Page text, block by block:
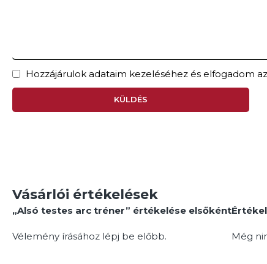
Hozzájárulok adataim kezeléséhez és elfogadom az
KÜLDÉS
Vásárlói értékelések
Még
„Alsó testes arc tréner” értékelése elsőként
Vélemény írásához lépj be előbb.